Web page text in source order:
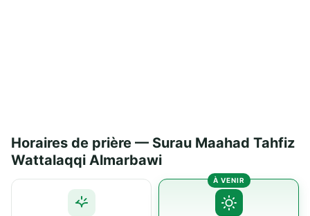
Horaires de prière — Surau Maahad Tahfiz
Wattalaqqi Almarbawi